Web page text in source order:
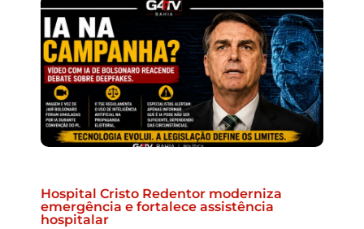
Hospital Cristo Redentor moderniza
emergência e fortalece assistência
hospitalar